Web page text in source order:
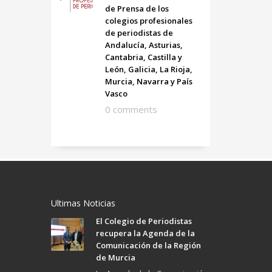
de Prensa de los
colegios profesionales
de periodistas de
Andalucía, Asturias,
Cantabria, Castilla y
León, Galicia, La Rioja,
Murcia, Navarra y País
Vasco
0 comments
Ultimas Noticias
El Colegio de Periodistas
recupera la Agenda de la
Comunicación de la Región
de Murcia